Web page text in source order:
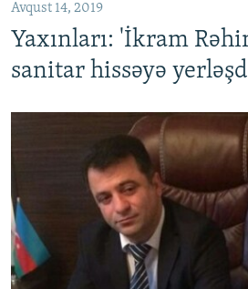
qayıt
Axtarışa
#ƏSLINDƏ
FOTOQALEREYA
İNFOQRAFIKA
RADIO ARXIV
AZƏRBAYCAN ƏDƏBIYYATI KITABXANASI
İSLAM VƏ DEMOKRATIYA
HAQQIMIZDA
MISSIYAMIZ
PEŞƏ ETIKASI VƏ JURNALISTIKA
BIZI IZLƏ
Avqust 14, 2019
Yaxınları: 'İkram
sanitar hissəyə